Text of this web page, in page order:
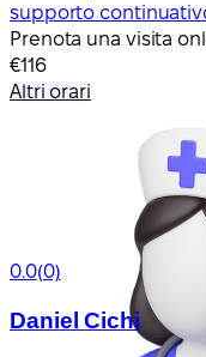
supporto
Prenota una visita
€116
Altri orari
0.0(0)
Daniel Cichi